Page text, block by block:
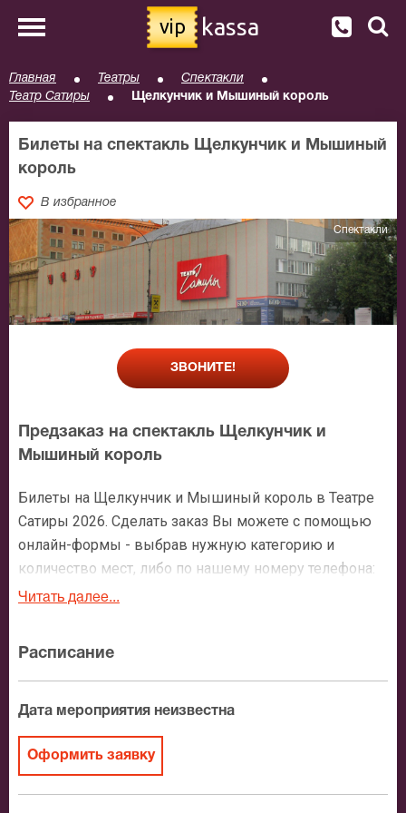
vip kassa
Главная Театры
Спектакли
Театр Сатиры
Щелкунчик и Мышиный король
Билеты на спектакль Щелкунчик и Мышиный
король
В избранное
Спектакли
ЗВОНИТЕ!
Предзаказ на спектакль Щелкунчик и
Мышиный король
Билеты на Щелкунчик и Мышиный король в Театре
Сатиры 2026. Сделать заказ Вы можете с помощью
онлайн-формы - выбрав нужную категорию и
количество мест, либо по нашему номеру телефона:
+7 (495) 921-35-00. После оформления заявки с Вами
мест в зрительном зале, о том как заказать билет и
утвердит адрес доставки.
Мышиный король
После бронирования билетов, ожидайте доставку по
Читать далее...
Расписание
Дата мероприятия неизвестна
Оформить заявку